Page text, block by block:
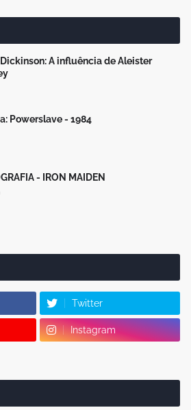
A influência de Aleister
Powerslave - 1984
- IRON MAIDEN
Twitter
Instagram